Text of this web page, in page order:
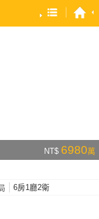
物坪數 大 → 小
地坪數 大 → 小
NT$ 6980萬
6房1廳2衛